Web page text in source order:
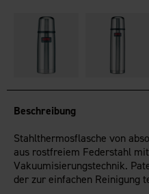
Beschreibung
Stahlthermosflasche von
aus rostfreiem Federstahl
Vakuumisierungstechnik.
der zur einfachen Reinigung